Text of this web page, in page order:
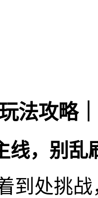
法攻略
线，别乱
到处挑